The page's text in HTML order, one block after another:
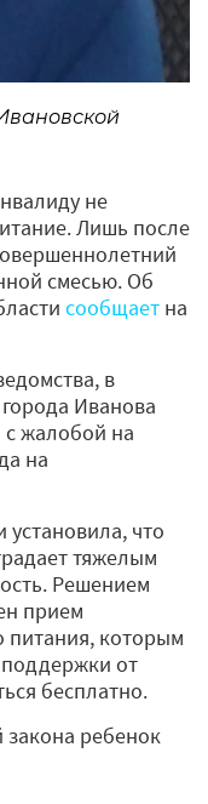
не
Лишь после
смесью. Об
сообщает на
в
Иванова
с жалобой на
на
что
тяжелым
Решением
прием
питания, которым
от
бесплатно.
ребенок